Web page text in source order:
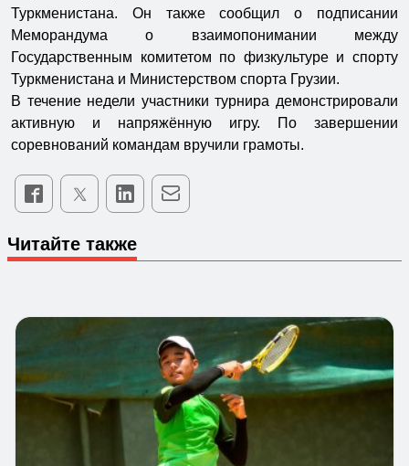
Туркменистана. Он также сообщил о подписании
Меморандума о взаимопонимании между
Государственным комитетом по физкультуре и спорту
Туркменистана и Министерством спорта Грузии.
В течение недели участники турнира демонстрировали
активную и напряжённую игру. По завершении
соревнований командам вручили грамоты.
Читайте также